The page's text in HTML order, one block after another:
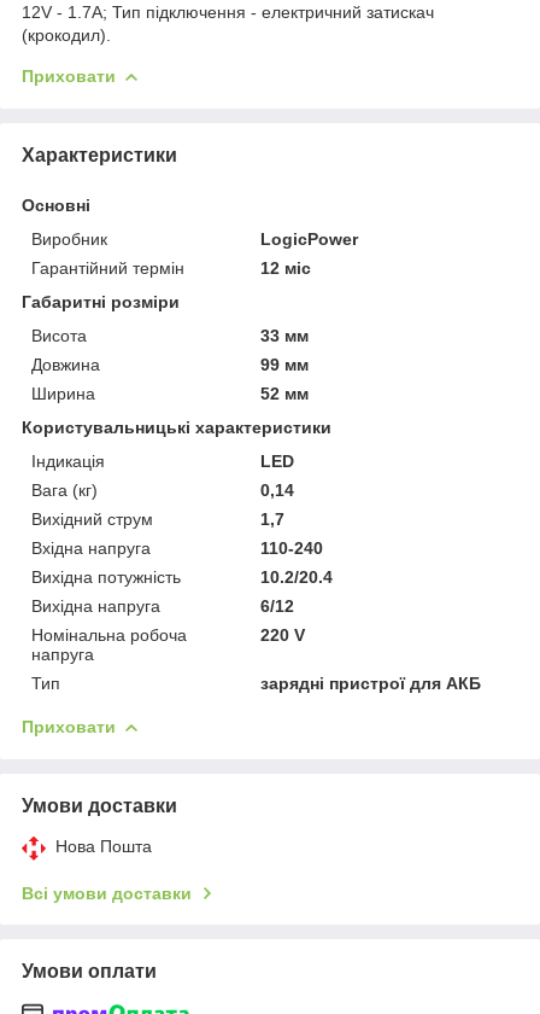
12V - 1.7А; Тип підключення - електричний затискач
(крокодил).
Приховати
Характеристики
Основні
Виробник
LogicPower
Гарантійний термін
12 міс
Габаритні розміри
Висота
33 мм
Довжина
99 мм
Ширина
52 мм
Користувальницькі характеристики
Індикація
LED
Вага (кг)
0,14
Вихідний струм
1,7
Вхідна напруга
110-240
Вихідна потужність
10.2/20.4
Вихідна напруга
6/12
Номінальна робоча
напруга
220 V
Тип зарядні пристрої для АКБ
Приховати
Умови доставки
Нова Пошта
Всі умови доставки
Умови оплати